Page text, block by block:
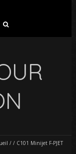
/ / C101 Minijet F-PJET